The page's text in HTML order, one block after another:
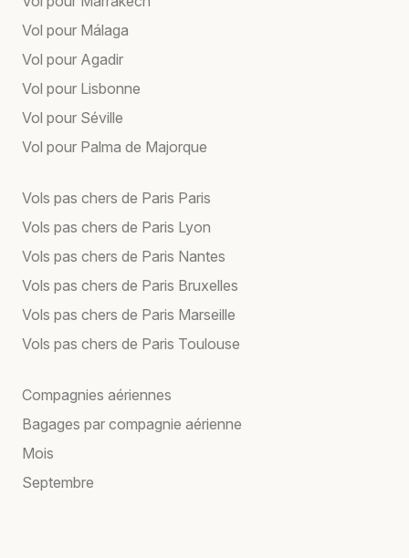
Vol pour Málaga
Vol pour Agadir
Vol pour Lisbonne
Vol pour Séville
Vol pour Palma de Majorque
Vols pas chers de Paris Paris
Vols pas chers de Paris Lyon
Vols pas chers de Paris Nantes
Vols pas chers de Paris Bruxelles
Vols pas chers de Paris Marseille
Vols pas chers de Paris Toulouse
Compagnies aériennes
Bagages par compagnie aérienne
Mois
Septembre